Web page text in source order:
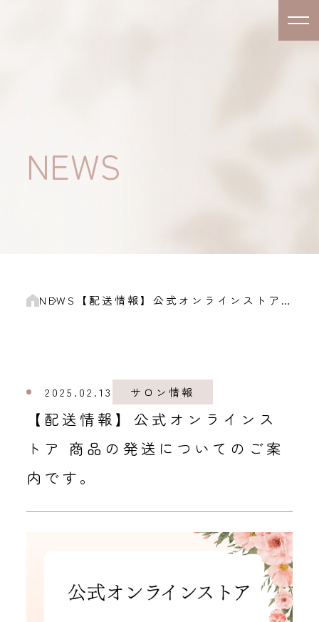
NEWS
NEWS 【配送情報】公式オンラインストア 商品の発送についてのご案内です。
2025.02.13 サロン情報
【配送情報】公式オンラインス
トア 商品の発送についてのご案
内です。